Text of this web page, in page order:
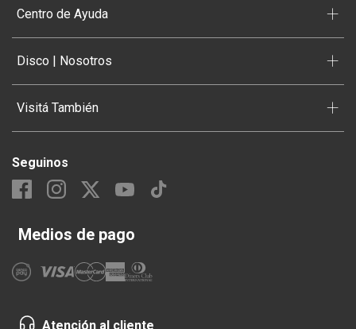
Centro de Ayuda +
Disco | Nosotros +
Visitá También +
Seguinos
Medios de pago
Atención al cliente